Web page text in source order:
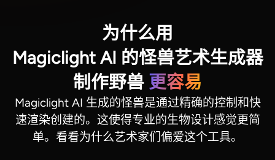
为什么用
Magiclight AI 的怪兽艺术生成器
制作野兽 更容易
Magiclight AI 生成的怪兽是通过精确的控制和快
速渲染创建的。这使得专业的生物设计感觉更简
单。看看为什么艺术家们偏爱这个工具。